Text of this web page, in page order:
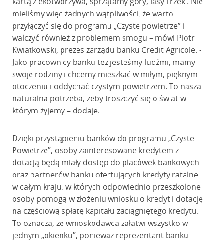
mieliśmy więc żadnych wątpliwości, że warto
przyłączyć się do programu „Czyste powietrze” i
walczyć również z problemem smogu – mówi Piotr
Kwiatkowski, prezes zarządu banku Credit Agricole. -
Jako pracownicy banku też jesteśmy ludźmi, mamy
swoje rodziny i chcemy mieszkać w miłym, pięknym
otoczeniu i oddychać czystym powietrzem. To nasza
naturalna potrzeba, żeby troszczyć się o świat w
którym żyjemy – dodaje.
Dzięki przystąpieniu banków do programu „Czyste
Powietrze”, osoby zainteresowane kredytem z
dotacją będą miały dostęp do placówek bankowych
oraz partnerów banku ofertujących kredyty ratalne
w całym kraju, w których odpowiednio przeszkolone
osoby pomogą w złożeniu wniosku o kredyt i dotację
na częściową spłatę kapitału zaciągniętego kredytu.
To oznacza, że wnioskodawca załatwi wszystko w
jednym „okienku”, ponieważ reprezentant banku –